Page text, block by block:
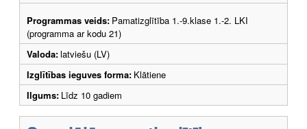
Programmas veids: Pamatizglītība 1.-9.klase 1.-2. LKI
(programma ar kodu 21)
Valoda:latviešu (LV)
Izglītības ieguves forma: Klātiene
Ilgums: Līdz 10 gadiem